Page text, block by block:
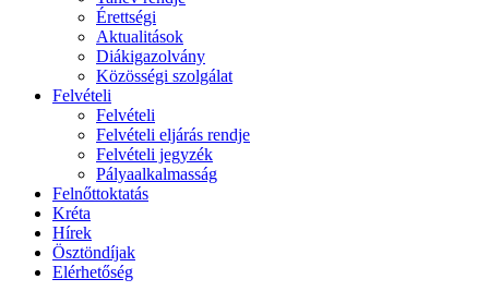
Érettségi
Aktualitások
Diákigazolvány
Közösségi szolgálat
Felvételi
Felvételi
Felvételi eljárás rendje
Felvételi jegyzék
Pályaalkalmasság
Felnőttoktatás
Kréta
Hírek
Ösztöndíjak
Elérhetőség